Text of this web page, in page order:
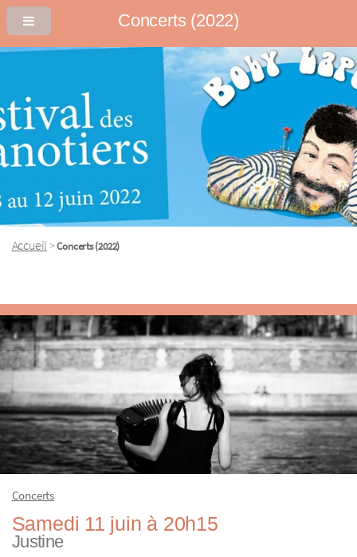
Concerts (2022)
Accueil >Concerts (2022)
Concerts
Samedi 11 juin à 20h15
Justine